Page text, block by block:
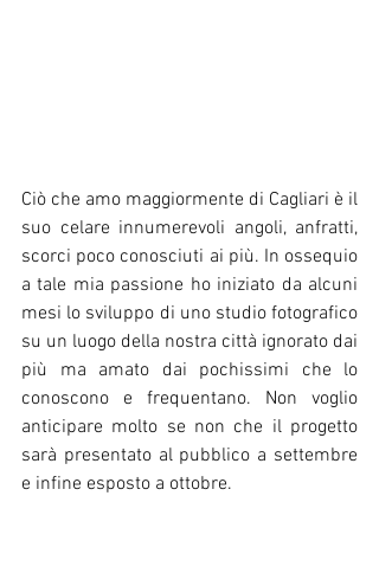
Ciò che amo maggiormente di Cagliari è il
suo celare innumerevoli angoli, anfratti,
scorci poco conosciuti ai più. In ossequio
a tale mia passione ho iniziato da alcuni
mesi lo sviluppo di uno studio fotografico
su un luogo della nostra città ignorato dai
più ma amato dai pochissimi che lo
conoscono e frequentano. Non voglio
anticipare molto se non che il progetto
sarà presentato al pubblico a settembre
e infine esposto a ottobre.